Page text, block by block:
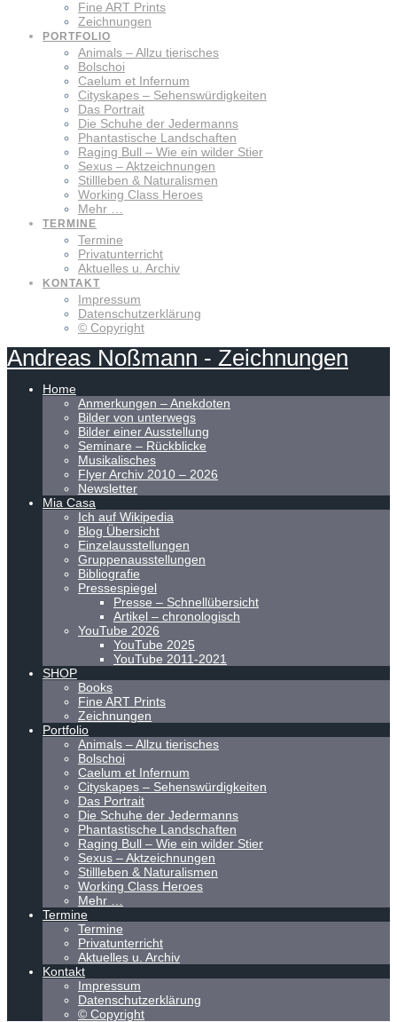
Fine ART Prints
Zeichnungen
PORTFOLIO
Animals – Allzu tierisches
Bolschoi
Caelum et Infernum
Cityskapes – Sehenswürdigkeiten
Das Portrait
Die Schuhe der Jedermanns
Phantastische Landschaften
Raging Bull – Wie ein wilder Stier
Sexus – Aktzeichnungen
Stillleben & Naturalismen
Working Class Heroes
Mehr …
TERMINE
Termine
Privatunterricht
Aktuelles u. Archiv
KONTAKT
Impressum
Datenschutzerklärung
© Copyright
Andreas Noßmann - Zeichnungen
Home
Anmerkungen – Anekdoten
Bilder von unterwegs
Bilder einer Ausstellung
Seminare – Rückblicke
Musikalisches
Flyer Archiv 2010 – 2026
Newsletter
Mia Casa
Ich auf Wikipedia
Blog Übersicht
Einzelausstellungen
Gruppenausstellungen
Bibliografie
Pressespiegel
Presse – Schnellübersicht
Artikel – chronologisch
YouTube 2026
YouTube 2025
YouTube 2011-2021
SHOP
Books
Fine ART Prints
Zeichnungen
Portfolio
Animals – Allzu tierisches
Bolschoi
Caelum et Infernum
Cityskapes – Sehenswürdigkeiten
Das Portrait
Die Schuhe der Jedermanns
Phantastische Landschaften
Raging Bull – Wie ein wilder Stier
Sexus – Aktzeichnungen
Stillleben & Naturalismen
Working Class Heroes
Mehr …
Termine
Termine
Privatunterricht
Aktuelles u. Archiv
Kontakt
Impressum
Datenschutzerklärung
© Copyright